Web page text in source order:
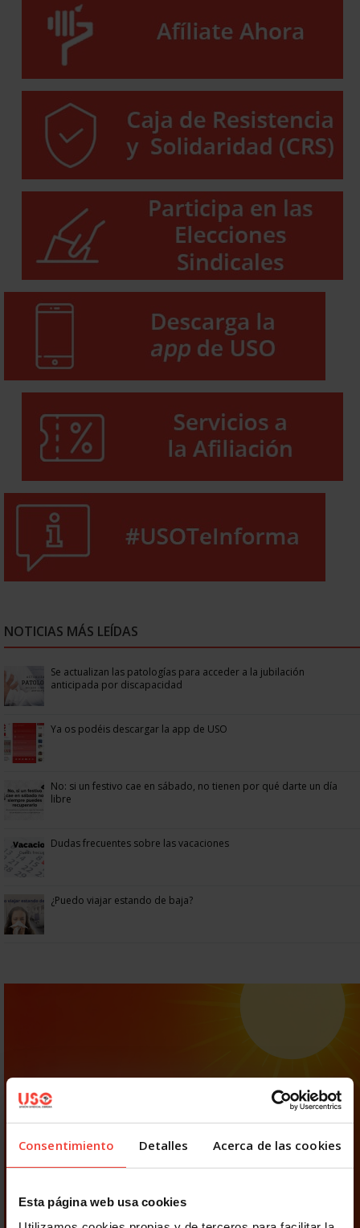
Consentimiento Detalles Acerca de las cookies
Esta página web usa cookies
NOTICIAS MÁS LEÍDAS
Se actualizan las patologías para acceder a la jubilación
anticipada por discapacidad
Ya os podéis descargar la app de USO
No: si un festivo cae en sábado, no tienen por qué darte un día
libre
Dudas frecuentes sobre las vacaciones
¿Puedo viajar estando de baja?